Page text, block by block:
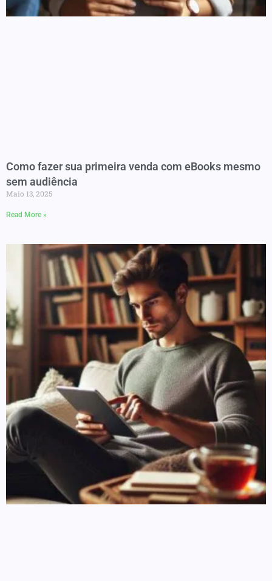
Como fazer sua primeira venda com eBooks mesmo
sem audiência
Maio 13, 2025
Read More »